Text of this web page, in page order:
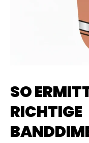
SO
RICHTIGE